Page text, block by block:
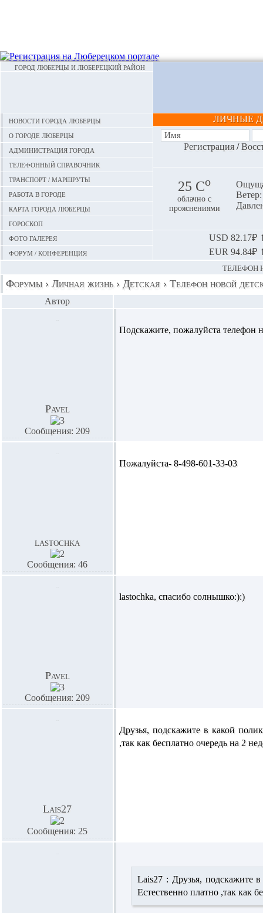
ГОРОД ЛЮБЕРЦЫ И ЛЮБЕРЕЦКИЙ РАЙОН
Новости города Люберцы
О городе Люберцы
Администрация города
Телефонный справочник
Транспорт / маршруты
Работа в городе
Карта города Люберцы
Гороскоп
Фото галерея
Форум / конференция
ЛИЧНЫЕ
Регистрация/
25 Сo
облачно с
прояснениями
USD 82.17₽
EUR 94.84₽
ТЕЛЕФОН
Форумы › Личная жизнь › Детская › Телефон новой
Автор
Pavel
Сообщения: 209
Подскажите, пожалуйста телефон
lastochka
Сообщения: 46
Пожалуйста- 8-498-601-33-03
Pavel
Сообщения: 209
lastochka, спасибо солнышко:):)
Lais27
Сообщения: 25
Друзья, подскажите в какой
,так как бесплатно очередь на 2
Lais27 : Друзья, подскажите
Естественно платно ,так как